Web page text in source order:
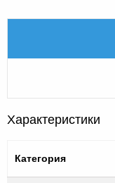
Характеристики
Категория